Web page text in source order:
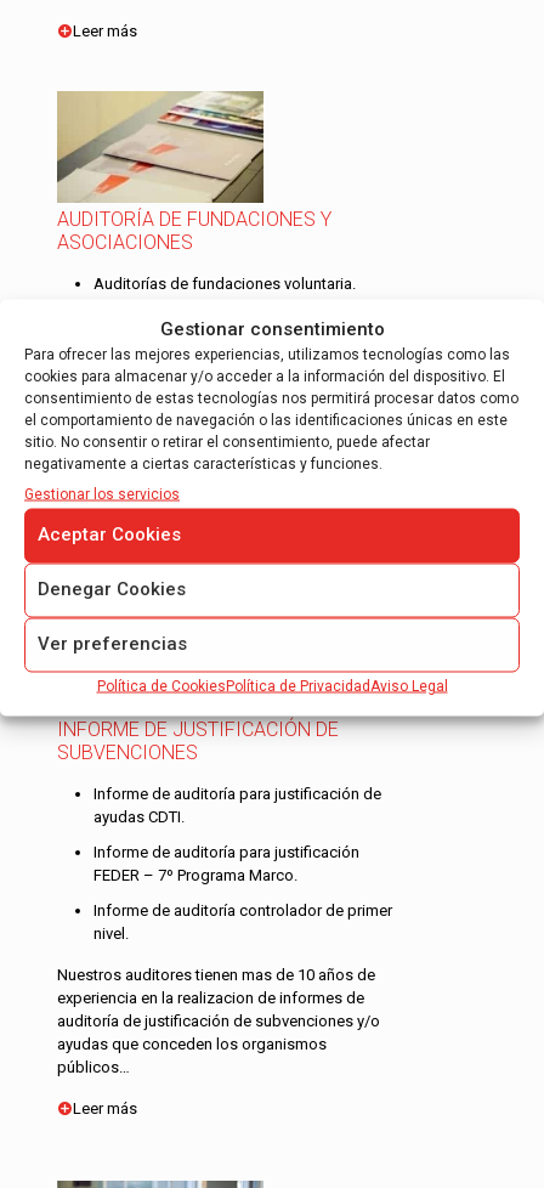
Gestionar consentimiento
Para ofrecer las mejores experiencias, utilizamos tecnologías como las
cookies para almacenar y/o acceder a la información del dispositivo. El
consentimiento de estas tecnologías nos permitirá procesar datos como
el comportamiento de navegación o las identificaciones únicas en este
sitio. No consentir o retirar el consentimiento, puede afectar
negativamente a ciertas características y funciones.
Gestionar los servicios
Aceptar Cookies
Denegar Cookies
Ver preferencias
Política de CookiesPolítica de Privacidad Aviso Legal
Leer más
AUDITORÍA DE FUNDACIONES Y
ASOCIACIONES
Auditorías de fundaciones voluntaria.
Auditorías de fundaciones obligatorias.
Auditorías de asociaciones obligatorias.
Auditoría de cooperativas.
Tras cumplir los requisitos, algunas fundaciones
esta obligadas en auditarse, AOB auditores
dispone de un departamento con 5 auditores
ROAC especializados en las auditorías…
Leer más
INFORME DE JUSTIFICACIÓN DE
SUBVENCIONES
Informe de auditoría para justificación de
ayudas CDTI.
Informe de auditoría para justificación
FEDER – 7º Programa Marco.
Informe de auditoría controlador de primer
nivel.
Nuestros auditores tienen mas de 10 años de
experiencia en la realizacion de informes de
auditoría de justificación de subvenciones y/o
ayudas que conceden los organismos
públicos…
Leer más